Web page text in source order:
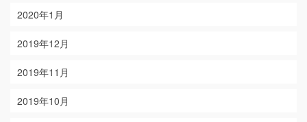
2020年1月
2019年12月
2019年11月
2019年10月